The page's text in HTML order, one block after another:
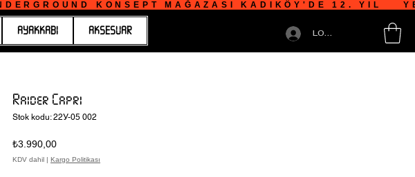
LOGIN
KONSEPT MAĞAZASI KADIKÖY'DE 12. YIL
AYAKKABI AKSESUAR
Raider Capri
Stok kodu: 22У-05 002
₺3.990,00Fiyat
KDV dahil | Kargo Politikası